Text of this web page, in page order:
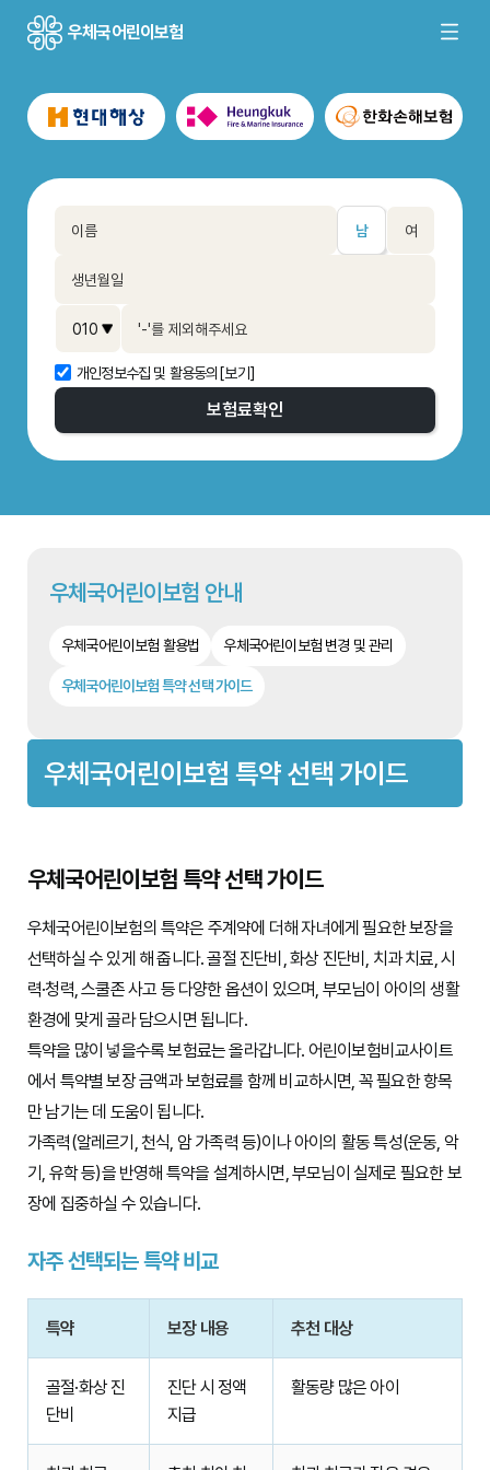
우체국어린이보험
남 여
개인정보수집 및 활용동의[보기]
보험료확인
우체국어린이보험 안내
우체국어린이보험 활용법 우체국어린이보험 변경 및 관리
우체국어린이보험 특약 선택 가이드
우체국어린이보험 특약 선택 가이드
우체국어린이보험 특약 선택 가이드
우체국어린이보험의 특약은 주계약에 더해 자녀에게 필요한 보장을
선택하실 수 있게 해 줍니다. 골절 진단비, 화상 진단비, 치과 치료, 시
력·청력, 스쿨존 사고 등 다양한 옵션이 있으며, 부모님이 아이의 생활
환경에 맞게 골라 담으시면 됩니다.
특약을 많이 넣을수록 보험료는 올라갑니다. 어린이보험비교사이트
에서 특약별 보장 금액과 보험료를 함께 비교하시면, 꼭 필요한 항목
만 남기는 데 도움이 됩니다.
가족력(알레르기, 천식, 암 가족력 등)이나 아이의 활동 특성(운동, 악
기, 유학 등)을 반영해 특약을 설계하시면, 부모님이 실제로 필요한 보
장에 집중하실 수 있습니다.
자주 선택되는 특약 비교
특약 보장 내용 추천 대상
골절·화상 진
단비
진단 시 정액
지급
활동량 많은 아이